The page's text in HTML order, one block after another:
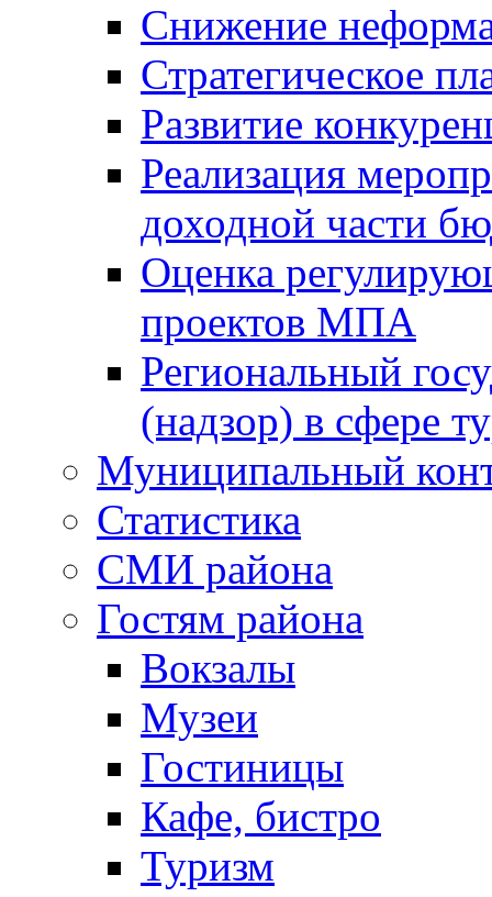
Снижение
Стратегическое
Развитие
Реализация
доходной части
Оценка
проектов МПА
Региональный
(надзор) в сфере
Муниципальный
Статистика
СМИ района
Гостям района
Вокзалы
Музеи
Гостиницы
Кафе, бистро
Туризм